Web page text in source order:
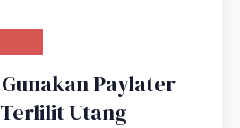
Paylater
Utang